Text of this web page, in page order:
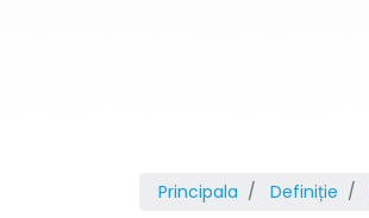
Principala Definiție